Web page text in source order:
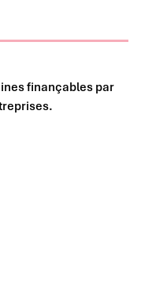
finançables par